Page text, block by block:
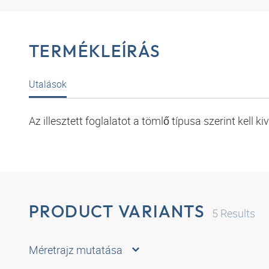
TERMÉKLEÍRÁS
Utalások
Az illesztett foglalatot a tömlő típusa szerint kell
PRODUCT VARIANTS 5 Results
Méretrajz mutatása